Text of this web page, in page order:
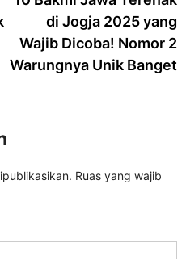
di Jogja 2025 yang
Wajib Dicoba! Nomor 2
Warungnya Unik Banget
Ruas yang wajib